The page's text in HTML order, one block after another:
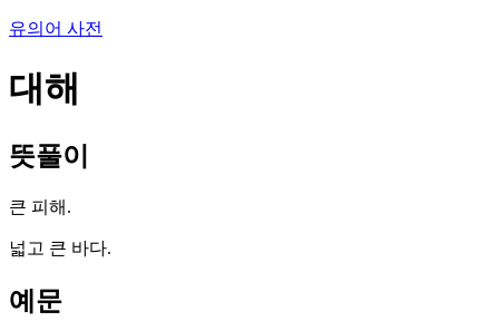
유의어 사전
대해
뜻풀이
큰 피해.
넓고 큰 바다.
예문